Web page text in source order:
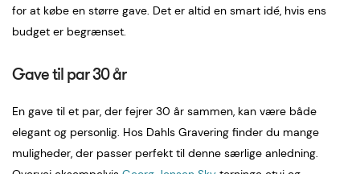
for at købe en større gave. Det er altid en smart idé, hvis ens
budget er begrænset.
Gave til par 30 år
En gave til et par, der fejrer 30 år sammen, kan være både
elegant og personlig. Hos Dahls Gravering finder du mange
muligheder, der passer perfekt til denne særlige anledning.